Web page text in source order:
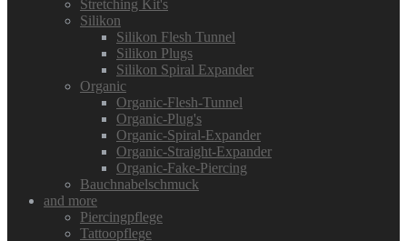
Stretching Kit's
Silikon
Silikon Flesh Tunnel
Silikon Plugs
Silikon Spiral Expander
Organic
Organic-Flesh-Tunnel
Organic-Plug's
Organic-Spiral-Expander
Organic-Straight-Expander
Organic-Fake-Piercing
Bauchnabelschmuck
and more
Piercingpflege
Tattoopflege